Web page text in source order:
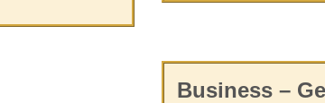
Business –